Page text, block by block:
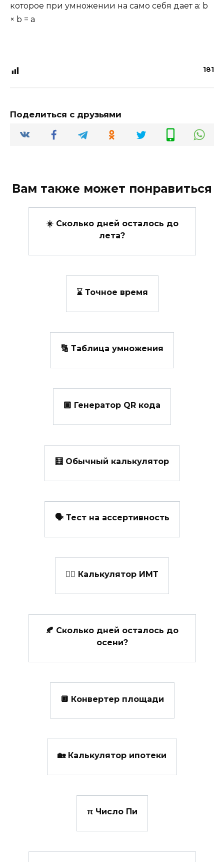
которое при умножении на само себя дает a: b
× b = a
181
Поделиться с друзьями
Вам также может понравиться
☀️ Сколько дней осталось до
лета?
⌛ Точное время
🔢 Таблица умножения
🏾 Генератор QR кода
🧮 Обычный калькулятор
🗣️ Тест на ассертивность
👩‍⚕️ Калькулятор ИМТ
🍂 Сколько дней осталось до
осени?
🔲 Конвертер площади
🏡 Калькулятор ипотеки
π Число Пи